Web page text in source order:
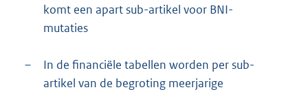
komt een apart sub-artikel voor BNI-
mutaties
–
In de financiële tabellen worden per sub-
artikel van de begroting meerjarige